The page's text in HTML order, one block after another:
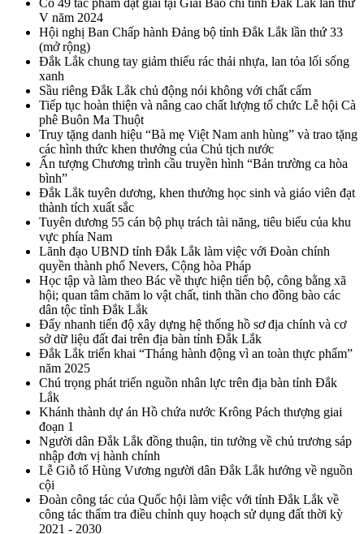
Có 49 tác phẩm đạt giải tại Giải Báo chí tỉnh Đắk Lắk lần thứ
V năm 2024
Hội nghị Ban Chấp hành Đảng bộ tỉnh Đắk Lắk lần thứ 33
(mở rộng)
Đắk Lắk chung tay giảm thiểu rác thải nhựa, lan tỏa lối sống
xanh
Sầu riêng Đắk Lắk chủ động nói không với chất cấm
Tiếp tục hoàn thiện và nâng cao chất lượng tổ chức Lễ hội Cà
phê Buôn Ma Thuột
Truy tặng danh hiệu “Bà mẹ Việt Nam anh hùng” và trao tặng
các hình thức khen thưởng của Chủ tịch nước
Ấn tượng Chương trình cầu truyền hình “Bản trường ca hòa
bình”
Đắk Lắk tuyên dương, khen thưởng học sinh và giáo viên đạt
thành tích xuất sắc
Tuyên dương 55 cán bộ phụ trách tài năng, tiêu biểu của khu
vực phía Nam
Lãnh đạo UBND tỉnh Đắk Lắk làm việc với Đoàn chính
quyền thành phố Nevers, Cộng hòa Pháp
Học tập và làm theo Bác về thực hiện tiến bộ, công bằng xã
hội; quan tâm chăm lo vật chất, tinh thần cho đồng bào các
dân tộc tỉnh Đắk Lắk
Đẩy nhanh tiến độ xây dựng hệ thống hồ sơ địa chính và cơ
sở dữ liệu đất đai trên địa bàn tỉnh Đắk Lắk
Đắk Lắk triển khai “Tháng hành động vì an toàn thực phẩm”
năm 2025
Chú trọng phát triển nguồn nhân lực trên địa bàn tỉnh Đắk
Lắk
Khánh thành dự án Hồ chứa nước Krông Pách thượng giai
đoạn 1
Người dân Đắk Lắk đồng thuận, tin tưởng về chủ trương sáp
nhập đơn vị hành chính
Lễ Giỗ tổ Hùng Vương người dân Đắk Lắk hướng về nguồn
cội
Đoàn công tác của Quốc hội làm việc với tỉnh Đắk Lắk về
công tác thẩm tra điều chỉnh quy hoạch sử dụng đất thời kỳ
2021 - 2030